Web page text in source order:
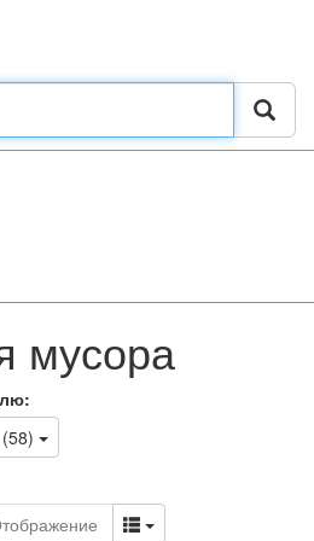
мусора
Toggle Dropdown
Dropdown Toggle Dropdown